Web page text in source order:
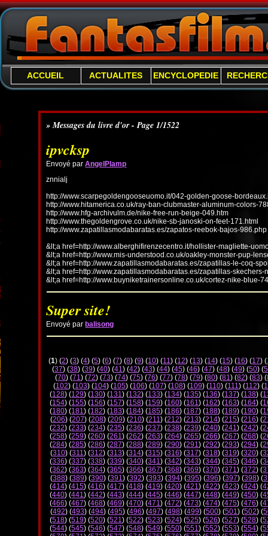
ACCUEIL ACTUALITES ENCYCLOPEDIE
» Messages du livre d'or - Page 1/1522
ipvcksp
Envoyé parAngelPlamp
znnialj
http://www.scarpegoldengooseuomo.it/042-golden-goose-
http://www.hitamerica.co.uk/ray-ban-clubmaster-aluminum-colors-
http://www.hfg-archivulm.de/nike-free-run-beige-049.htm
http://www.thegoldengrove.co.uk/nike-sb-janoski-on-feet-171.html
http://www.zapatillasmodabaratas.es/zapatos-reebok-bajos-986.php
&lt;a href=http://www.alberghifirenzecentro.it/hollister-magliette-
&lt;a href=http://www.mis-understood.co.uk/oakley-monster-pup-
&lt;a href=http://www.zapatillasmodabaratas.es/zapatillas-le-coq-
&lt;a href=http://www.zapatillasmodabaratas.es/zapatillas-
&lt;a href=http://www.buyniketrainersonline.co.uk/cortez-nike-blue-
Super site!
Envoyé par balisong
(1) (2) (3) (4) (5) (6) (7) (8) (9) (10) (11) (12) (13) (14) (15) (16) (17) (
(37) (38) (39) (40) (41) (42) (43) (44) (45) (46) (47) (48) (49) (50) (
(70) (71) (72) (73) (74) (75) (76) (77) (78) (79) (80) (81) (82) (83) (
(102) (103) (104) (105) (106) (107) (108) (109) (110) (111) (112) (
(128) (129) (130) (131) (132) (133) (134) (135) (136) (137) (138) (
(154) (155) (156) (157) (158) (159) (160) (161) (162) (163) (164) (
(180) (181) (182) (183) (184) (185) (186) (187) (188) (189) (190) (
(206) (207) (208) (209) (210) (211) (212) (213) (214) (215) (216) (
(232) (233) (234) (235) (236) (237) (238) (239) (240) (241) (242) (
(258) (259) (260) (261) (262) (263) (264) (265) (266) (267) (268) (
(284) (285) (286) (287) (288) (289) (290) (291) (292) (293) (294) (
(310) (311) (312) (313) (314) (315) (316) (317) (318) (319) (320) (
(336) (337) (338) (339) (340) (341) (342) (343) (344) (345) (346) (
(362) (363) (364) (365) (366) (367) (368) (369) (370) (371) (372) (
(388) (389) (390) (391) (392) (393) (394) (395) (396) (397) (398) (
(414) (415) (416) (417) (418) (419) (420) (421) (422) (423) (424) (
(440) (441) (442) (443) (444) (445) (446) (447) (448) (449) (450) (
(466) (467) (468) (469) (470) (471) (472) (473) (474) (475) (476) (
(492) (493) (494) (495) (496) (497) (498) (499) (500) (501) (502) (
(518) (519) (520) (521) (522) (523) (524) (525) (526) (527) (528) (
(544) (545) (546) (547) (548) (549) (550) (551) (552) (553) (554) (